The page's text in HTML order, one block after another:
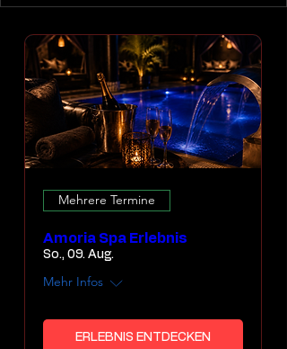
Mehrere Termine
Amoria Spa Erlebnis
So., 09. Aug.
Mehr Infos
ERLEBNIS ENTDECKEN